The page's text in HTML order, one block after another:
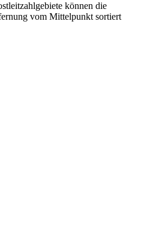
können die
vom Mittelpunkt sortiert